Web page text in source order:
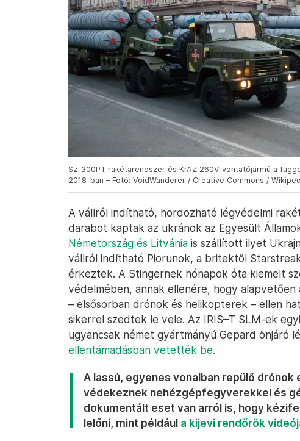
Sz–300PT rakétarendszer és KrAZ 260V vontatójármű a
2018-ban – Fotó: VoidWanderer / Creative Commons /
A vállról indítható, hordozható légvédelmi
darabot kaptak az ukránok az Egyesült
Németország és Litvánia is szállított ilyet
vállról indítható Piorunok, a britektől
érkeztek. A Stingernek hónapok óta kiemelt
védelmében, annak ellenére, hogy
– elsősorban drónok és helikopterek – ellen
sikerrel szedtek le vele. Az IRIS–T SLM-ek
ugyancsak német gyártmányú Gepard önjáró
ellentámadásban vetették be.
A lassú, egyenes vonalban repülő drónok
védekeznek nehézgépfegyverekkel és
dokumentált eset van arról is, hogy
lelőni, mint például a kijevi rendőrök